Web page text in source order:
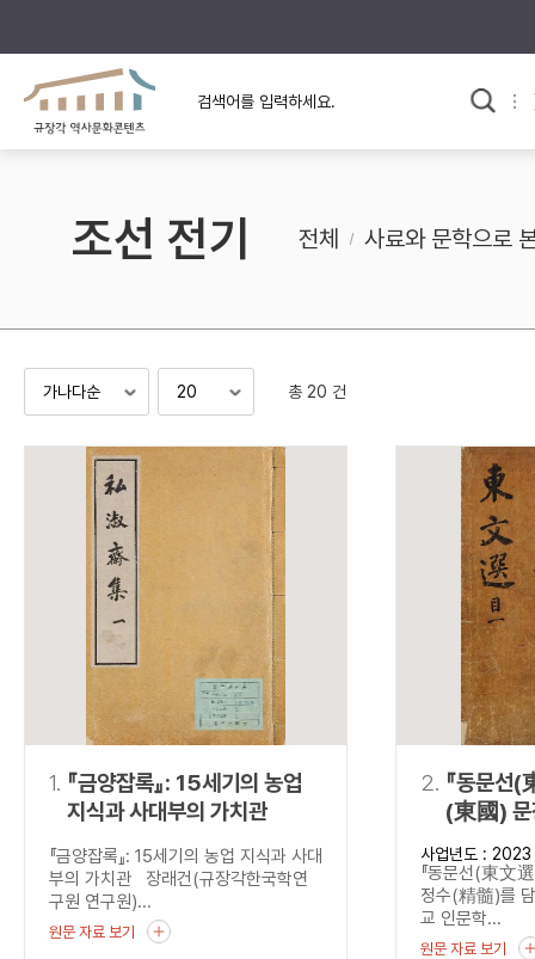
규장각의 어제와 오늘
규장각 소개영상
사료와 문학으로 본
고대
조선 후기
검색 연산자 사용안내
“정조”와 “정약
“정조” 또는 “
NOT
“정조”가 나온
료를 검색
조선 전기 전체 사료와 문학으로
총 20 건
1. 『금양잡록』: 15세기의 농업
지식과 사대부의 가치관
『금양잡록』: 15세기의 농업 지식과 사대
부의 가치관 장래건(규장각한국학연
구원 연구원)...
원문 자료 보기
2. 『동문선
(東國)
담다
사업년도 : 2023
『동문선(東文
정수(精髓)를
교 인문학...
원문 자료 보기